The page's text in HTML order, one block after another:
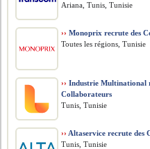
Ariana, Tunis, Tunisie
›› Monoprix recrute des
Toutes les régions, Tunisie
›› Industrie Multinational
Collaborateurs
Tunis, Tunisie
›› Altaservice recrute des
Tunis, Tunisie